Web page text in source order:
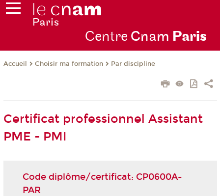
Centre Cnam Paris
Accueil Choisir ma formation Par discipline
Certificat professionnel Assistant
PME - PMI
Code diplôme/certificat: CP0600A-
PAR